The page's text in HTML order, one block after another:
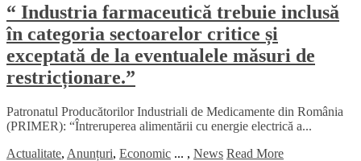
“ Industria farmaceutică trebuie inclusă
în categoria sectoarelor critice și
exceptată de la eventualele măsuri de
restricționare.”
Patronatul Producătorilor Industriali de Medicamente din România
(PRIMER): “Întreruperea alimentării cu energie electrică a...
Actualitate, Anunțuri, Economic ... , News Read More